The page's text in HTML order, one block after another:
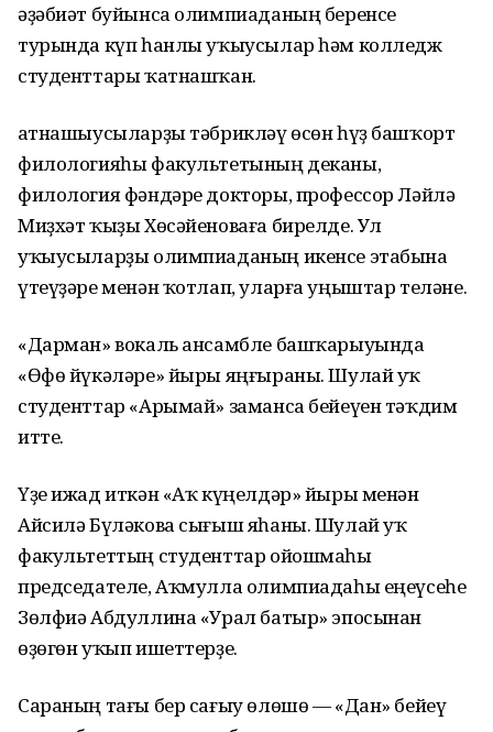
әҙәбиәт буйынса олимпиаданың беренсе
турында күп һанлы уҡыусылар һәм колледж
студенттары ҡатнашҡан.
Ҡатнашыусыларҙы тәбрикләү өсөн һүҙ башҡорт
филологияһы факультетының деканы,
филология фәндәре докторы, профессор Ләйлә
Миҙхәт ҡыҙы Хөсәйеноваға бирелде. Ул
уҡыусыларҙы олимпиаданың икенсе этабына
үтеүҙәре менән ҡотлап, уларға уңыштар теләне.
«Дарман» вокаль ансамбле башҡарыуында
«Өфө йүкәләре» йыры яңғыраны. Шулай уҡ
студенттар «Арымай» заманса бейеүен тәҡдим
итте.
Үҙе ижад иткән «Аҡ күңелдәр» йыры менән
Айсилә Бүләкова сығыш яһаны. Шулай уҡ
факультеттың студенттар ойошмаһы
председателе, Аҡмулла олимпиадаһы еңеүсеһе
Зөлфиә Абдуллина «Урал батыр» эпосынан
өҙөгөн уҡып ишеттерҙе.
Сараның тағы бер сағыу өлөшө — «Дан» бейеү